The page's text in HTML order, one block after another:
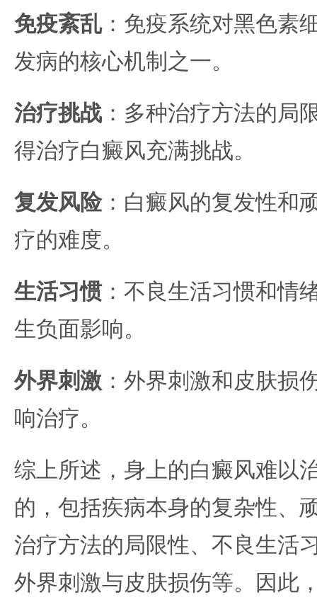
免疫紊乱：免疫系统对黑色素
发病的核心机制之一。
治疗挑战 ：多种治疗方法的局
得治疗白癜风充满挑战。
复发风险：白癜风的复发性和
疗的难度。
生活习惯：不良生活习惯和情
生负面影响。
外界刺激 ：外界刺激和皮肤损
响治疗。
综上所述，身上的白癜风难以
的，包括疾病本身的复杂性、
治疗方法的局限性、不良生活
外界刺激与皮肤损伤等。因此